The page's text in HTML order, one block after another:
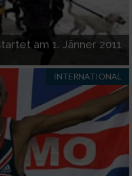
am 1. Jänner 2011
INTERNATIONAL